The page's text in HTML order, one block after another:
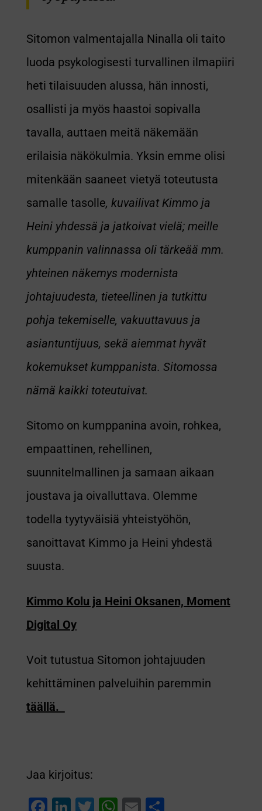
Sitomon valmentajalla Ninalla oli taito
luoda psykologisesti turvallinen ilmapiiri
heti tilaisuuden alussa, hän innosti,
osallisti ja myös haastoi sopivalla
tavalla, auttaen meitä näkemään
erilaisia näkökulmia. Yksin emme olisi
mitenkään saaneet vietyä toteutusta
samalle tasolle, kuvailivat Kimmo ja
Heini yhdessä ja jatkoivat vielä; meille
kumppanin valinnassa oli tärkeää mm.
yhteinen näkemys modernista
johtajuudesta, tieteellinen ja tutkittu
pohja tekemiselle, vakuuttavuus ja
asiantuntijuus, sekä aiemmat hyvät
kokemukset kumppanista. Sitomossa
nämä kaikki toteutuivat.
Sitomo on kumppanina avoin, rohkea,
empaattinen, rehellinen,
suunnitelmallinen ja samaan aikaan
joustava ja oivalluttava. Olemme
todella tyytyväisiä yhteistyöhön,
sanoittavat Kimmo ja Heini yhdestä
suusta.
Kimmo Kolu ja Heini Oksanen, Moment
Digital Oy
Voit tutustua Sitomon johtajuuden
kehittäminen palveluihin paremmin
täällä.
Jaa kirjoitus: